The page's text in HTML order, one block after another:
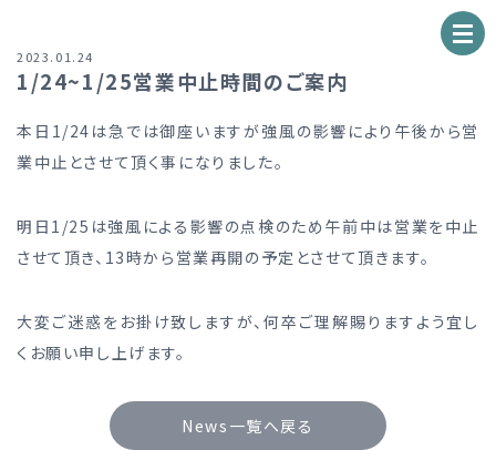
2023.01.24
1/24~1/25営業中止時間のご案内
本日1/24は急では御座いますが強風の影響により午後から営
業中止とさせて頂く事になりました。
明日1/25は強風による影響の点検のため午前中は営業を中止
させて頂き、13時から営業再開の予定とさせて頂きます。
大変ご迷惑をお掛け致しますが、何卒ご理解賜りますよう宜し
くお願い申し上げます。
News一覧へ戻る